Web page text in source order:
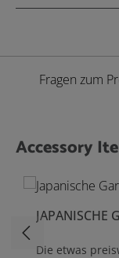
Fragen zum
Produktgalerie
Accessory
JAPANISCHE
Die etwas